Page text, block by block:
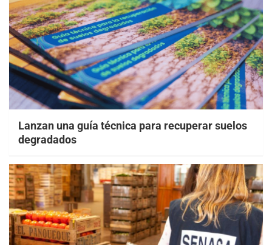
Lanzan una guía técnica para recuperar suelos
degradados